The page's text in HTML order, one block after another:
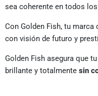
sea coherente en todos
Con Golden Fish, tu marca
con visión de futuro y
Golden Fish asegura que
brillante y totalmente sin